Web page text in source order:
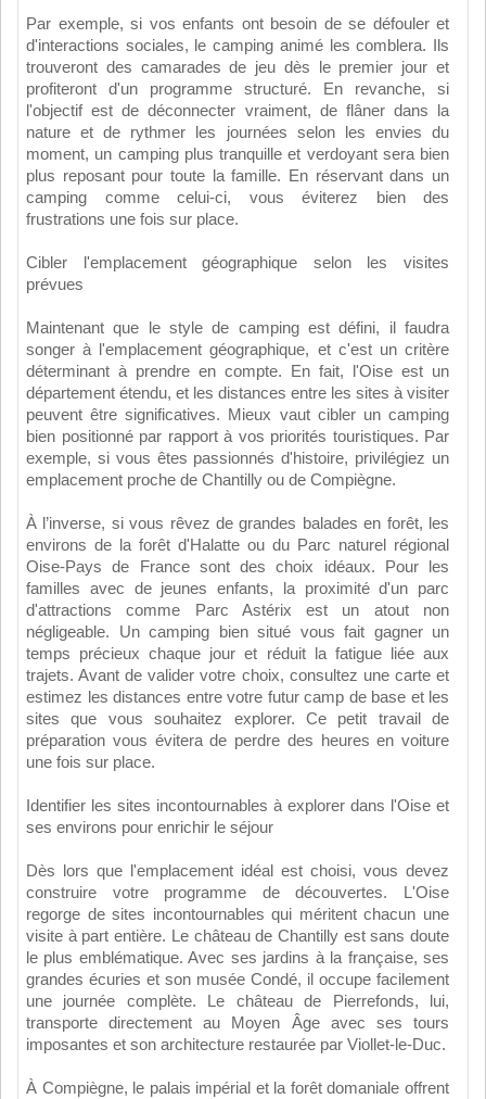
Par exemple, si vos enfants ont besoin de se défouler et
d'interactions sociales, le camping animé les comblera. Ils
trouveront des camarades de jeu dès le premier jour et
profiteront d'un programme structuré. En revanche, si
l'objectif est de déconnecter vraiment, de flâner dans la
nature et de rythmer les journées selon les envies du
moment, un camping plus tranquille et verdoyant sera bien
plus reposant pour toute la famille. En réservant dans un
camping comme celui-ci, vous éviterez bien des
frustrations une fois sur place.
Cibler l'emplacement géographique selon les visites
prévues
Maintenant que le style de camping est défini, il faudra
songer à l'emplacement géographique, et c'est un critère
déterminant à prendre en compte. En fait, l'Oise est un
département étendu, et les distances entre les sites à visiter
peuvent être significatives. Mieux vaut cibler un camping
bien positionné par rapport à vos priorités touristiques. Par
exemple, si vous êtes passionnés d'histoire, privilégiez un
emplacement proche de Chantilly ou de Compiègne.
À l’inverse, si vous rêvez de grandes balades en forêt, les
environs de la forêt d'Halatte ou du Parc naturel régional
Oise-Pays de France sont des choix idéaux. Pour les
familles avec de jeunes enfants, la proximité d'un parc
d'attractions comme Parc Astérix est un atout non
négligeable. Un camping bien situé vous fait gagner un
temps précieux chaque jour et réduit la fatigue liée aux
trajets. Avant de valider votre choix, consultez une carte et
estimez les distances entre votre futur camp de base et les
sites que vous souhaitez explorer. Ce petit travail de
préparation vous évitera de perdre des heures en voiture
une fois sur place.
Identifier les sites incontournables à explorer dans l'Oise et
ses environs pour enrichir le séjour
Dès lors que l'emplacement idéal est choisi, vous devez
construire votre programme de découvertes. L'Oise
regorge de sites incontournables qui méritent chacun une
visite à part entière. Le château de Chantilly est sans doute
le plus emblématique. Avec ses jardins à la française, ses
grandes écuries et son musée Condé, il occupe facilement
une journée complète. Le château de Pierrefonds, lui,
transporte directement au Moyen Âge avec ses tours
imposantes et son architecture restaurée par Viollet-le-Duc.
À Compiègne, le palais impérial et la forêt domaniale offrent